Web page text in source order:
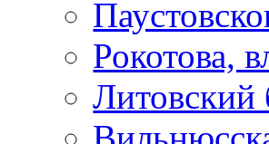
Рокотова,
Литовский